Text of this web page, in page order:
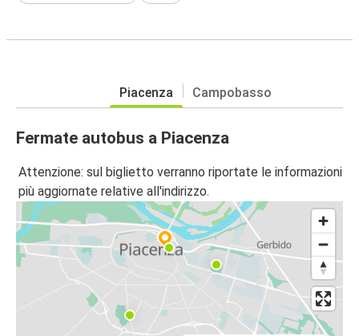
Piacenza Campobasso
Fermate autobus a Piacenza
Attenzione: sul biglietto verranno riportate le informazioni
più aggiornate relative all'indirizzo.